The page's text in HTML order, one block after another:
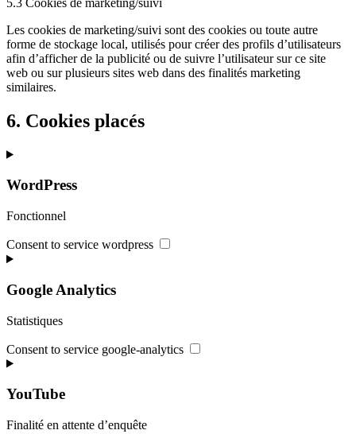
5.3 Cookies de marketing/suivi
Les cookies de marketing/suivi sont des cookies ou toute autre
forme de stockage local, utilisés pour créer des profils d’utilisateurs
afin d’afficher de la publicité ou de suivre l’utilisateur sur ce site
web ou sur plusieurs sites web dans des finalités marketing
similaires.
6. Cookies placés
WordPress
Fonctionnel
Consent to service wordpress
Google Analytics
Statistiques
Consent to service google-analytics
YouTube
Finalité en attente d’enquête